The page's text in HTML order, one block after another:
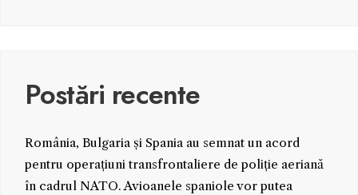
Postări recente
România, Bulgaria și Spania au semnat un acord
pentru operațiuni transfrontaliere de poliție aeriană
în cadrul NATO. Avioanele spaniole vor putea